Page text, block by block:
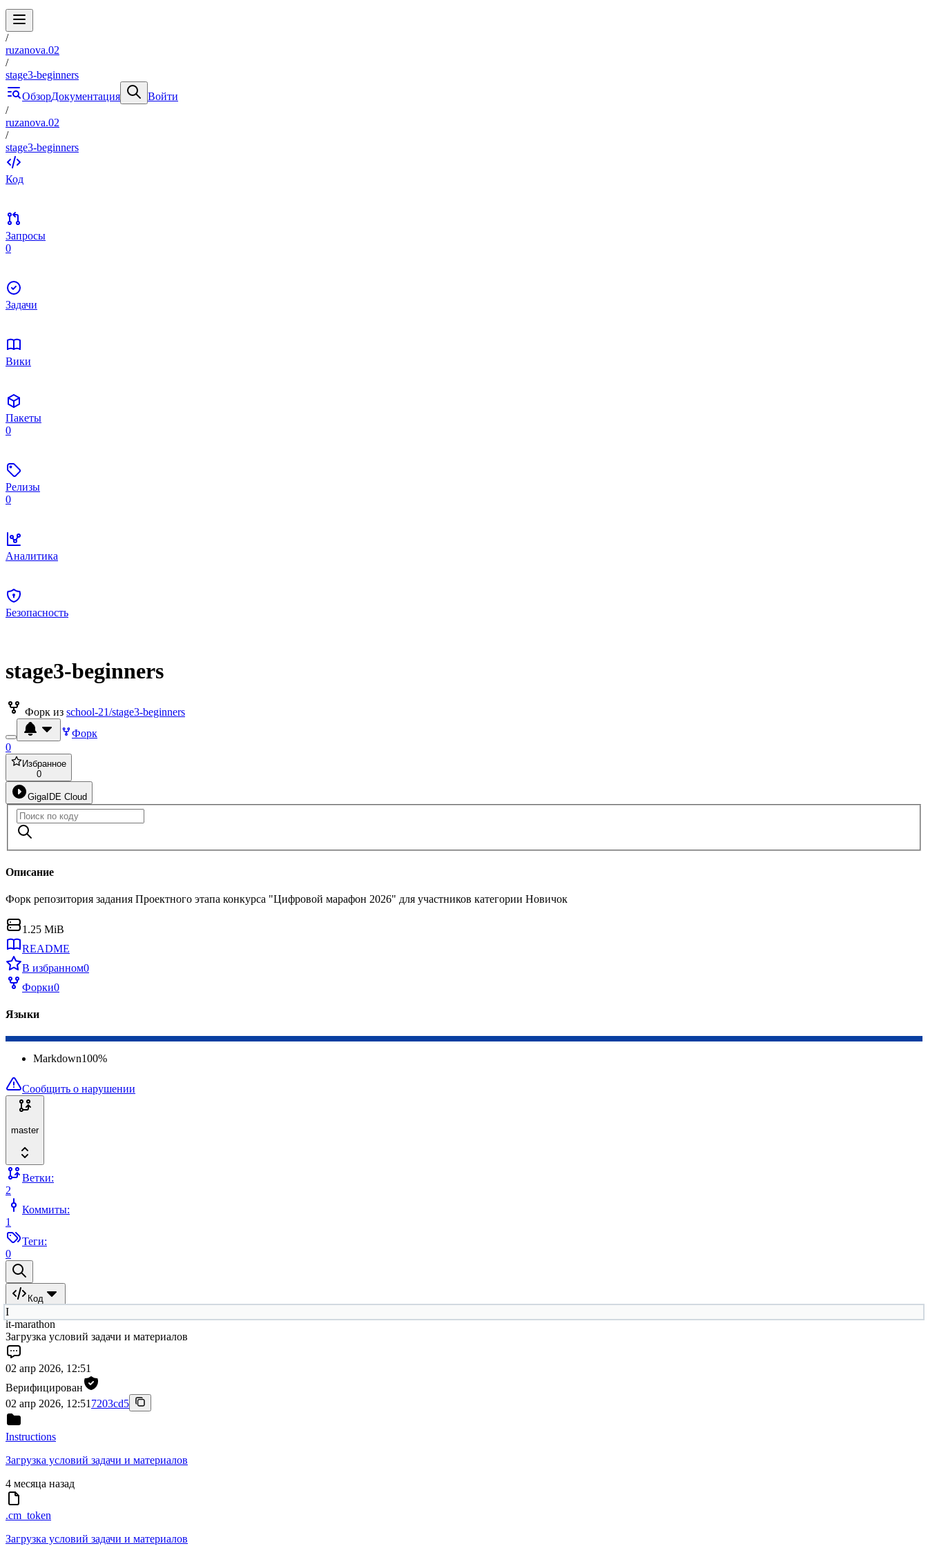
/
ruzanova.02
/
stage3-beginners
ОбзорДокументация
Войти
/
ruzanova.02
/
stage3-beginners
Код
Запросы
0
Задачи
Вики
Пакеты
0
Релизы
0
Аналитика
Безопасность
stage3-beginners
Форк из school-21/stage3-beginners
Форк
0
Избранное
0
GigaIDE Cloud
Описание
Форк репозитория задания Проектного этапа конкурса "Цифровой марафон 2026" для участников категории Новичок
1.25 MiB
README
В избранном0
Форки0
Языки
Markdown100%
Сообщить о нарушении
master
Ветки:
2
Коммиты:
1
Теги:
0
Код
I
it-marathon
Загрузка условий задачи и материалов
02 апр 2026, 12:51
Верифицирован
02 апр 2026, 12:51 7203cd5
Instructions
Загрузка условий задачи и материалов
4 месяца назад
.cm_token
Загрузка условий задачи и материалов